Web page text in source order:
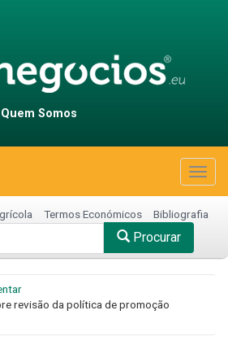
Quem Somos
Termos Económicos Bibliografia
Procurar
revisão da política de promoção